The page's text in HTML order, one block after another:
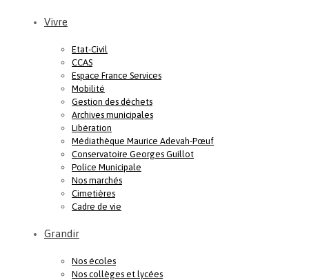
Vivre
Etat-Civil
CCAS
Espace France Services
Mobilité
Gestion des déchets
Archives municipales
Libération
Médiathèque Maurice Adevah-Pœuf
Conservatoire Georges Guillot
Police Municipale
Nos marchés
Cimetières
Cadre de vie
Grandir
Nos écoles
Nos collèges et lycées